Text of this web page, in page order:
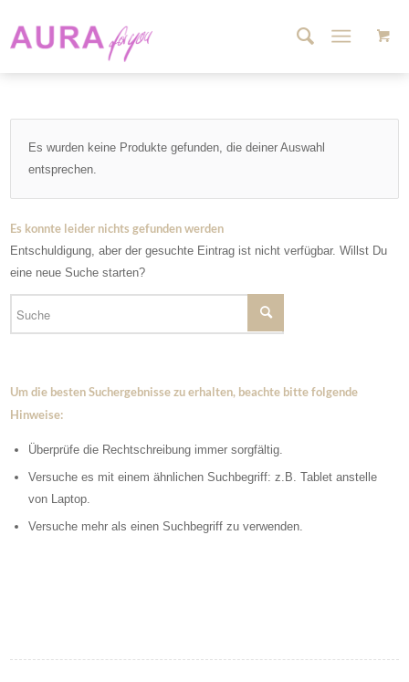
Es wurden keine Produkte gefunden, die deiner Auswahl
entsprechen.
Es konnte leider nichts gefunden werden
Entschuldigung, aber der gesuchte Eintrag ist nicht verfügbar. Willst Du
eine neue Suche starten?
Um die besten Suchergebnisse zu erhalten, beachte bitte folgende
Hinweise:
Überprüfe die Rechtschreibung immer sorgfältig.
Versuche es mit einem ähnlichen Suchbegriff: z.B. Tablet anstelle
von Laptop.
Versuche mehr als einen Suchbegriff zu verwenden.